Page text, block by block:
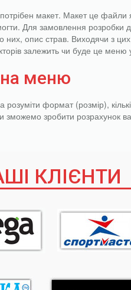
макет. Макет це файли
Для замовлення розробки
них, опис страв. Виходячи з
залежить чи буде це меню
меню
розуміти формат (розмір),
зробити розрахунок
КЛІЄНТИ